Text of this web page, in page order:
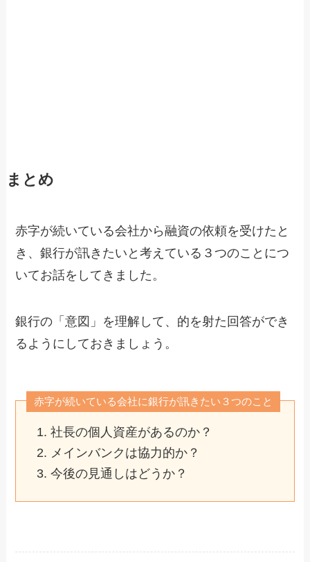
まとめ
赤字が続いている会社から融資の依頼を受けたと
き、銀行が訊きたいと考えている３つのことにつ
いてお話をしてきました。
銀行の「意図」を理解して、的を射た回答ができ
るようにしておきましょう。
赤字が続いている会社に銀行が訊きたい３つのこと
社長の個人資産があるのか？
メインバンクは協力的か？
今後の見通しはどうか？